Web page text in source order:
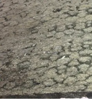
PRIVACY
POLICY